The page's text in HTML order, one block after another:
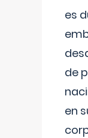
es
de
en